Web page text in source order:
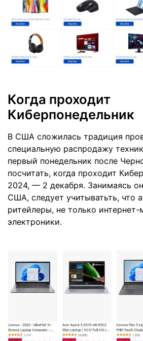
Когда проходит
Киберпонедельник
В США сложилась традиция
специальную распродажу
первый понедельник после
посчитать, когда проходит
2024, — 2 декабря. Занимаясь
США, следует учитыватьть, что
ритейлеры, не только интернет-
электроники.